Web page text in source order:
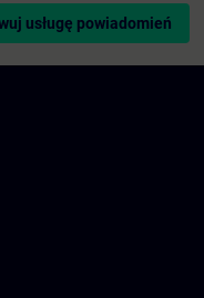
usługę powiadomień